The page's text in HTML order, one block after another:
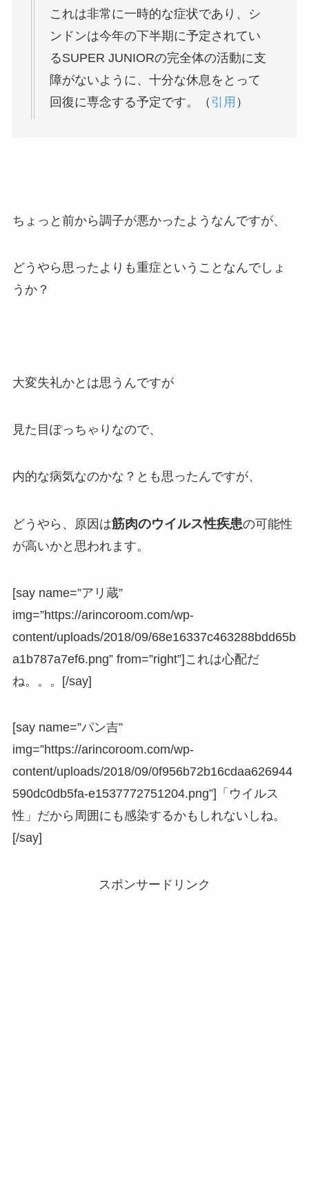
これは非常に一時的な症状であり、シ
ンドンは今年の下半期に予定されてい
るSUPER JUNIORの完全体の活動に支
障がないように、十分な休息をとって
回復に専念する予定です。（ 引用 ）
ちょっと前から調子が悪かったようなんですが、
どうやら思ったよりも重症ということなんでしょ
うか？
大変失礼かとは思うんですが
見た目ぽっちゃりなので、
内的な病気なのかな？とも思ったんですが、
どうやら、原因は筋肉のウイルス性疾患の可能性
が高いかと思われます。
[say name=”アリ蔵”
img=”https://arincoroom.com/wp-
content/uploads/2018/09/68e16337c463288bdd65b
a1b787a7ef6.png” from=”right”]これは心配だ
ね。。。[/say]
[say name=”パン吉”
img=”https://arincoroom.com/wp-
content/uploads/2018/09/0f956b72b16cdaa626944
590dc0db5fa-e1537772751204.png”]「ウイルス
性」だから周囲にも感染するかもしれないしね。
[/say]
スポンサードリンク